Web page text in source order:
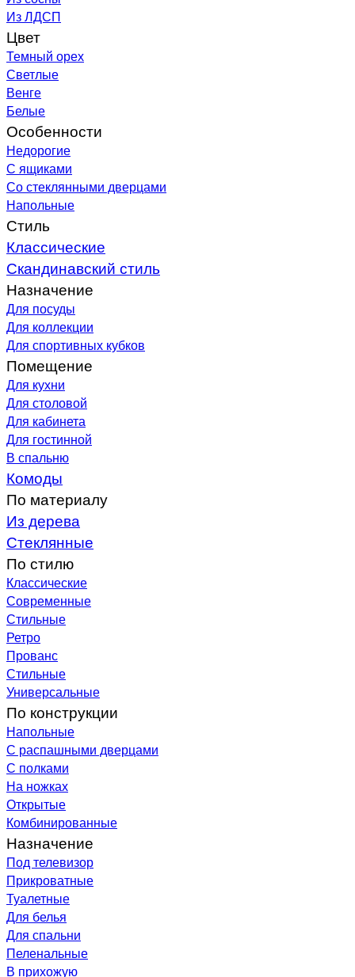
Из ЛДСП
Цвет
Темный орех
Светлые
Венге
Белые
Особенности
Недорогие
С ящиками
Со стеклянными дверцами
Напольные
Стиль
Классические
Скандинавский стиль
Назначение
Для посуды
Для коллекции
Для спортивных кубков
Помещение
Для кухни
Для столовой
Для кабинета
Для гостинной
В спальню
Комоды
По материалу
Из дерева
Стеклянные
По стилю
Классические
Современные
Стильные
Ретро
Прованс
Стильные
Универсальные
По конструкции
Напольные
С распашными дверцами
С полками
На ножках
Открытые
Комбинированные
Назначение
Под телевизор
Прикроватные
Туалетные
Для белья
Для спальни
Пеленальные
В прихожую